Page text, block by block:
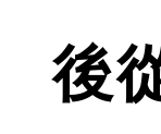
後